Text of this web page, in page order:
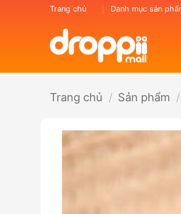
Trang chủ Danh mục sản
Trang chủ / Sản phẩm /